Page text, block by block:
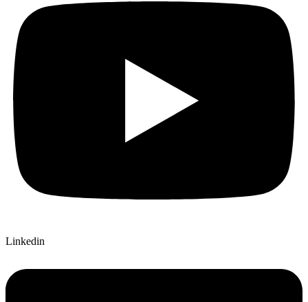
Linkedin